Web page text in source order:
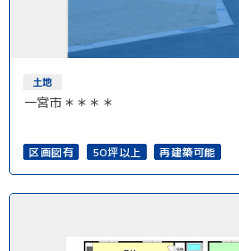
土地
一宮市＊＊＊＊
区画図有 50坪以上 再建築可能